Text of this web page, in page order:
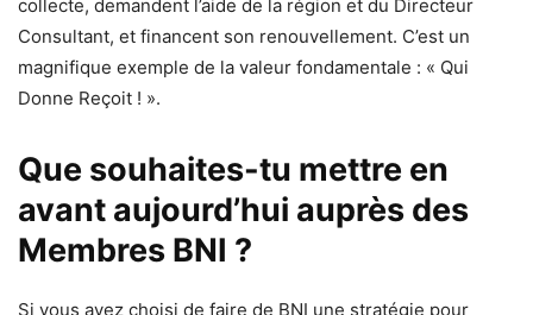
collecte, demandent l’aide de la région et du Directeur
Consultant, et financent son renouvellement. C’est un
magnifique exemple de la valeur fondamentale : « Qui
Donne Reçoit ! ».
Que souhaites-tu mettre en
avant aujourd’hui auprès des
Membres BNI ?
Si vous avez choisi de faire de BNI une stratégie pour